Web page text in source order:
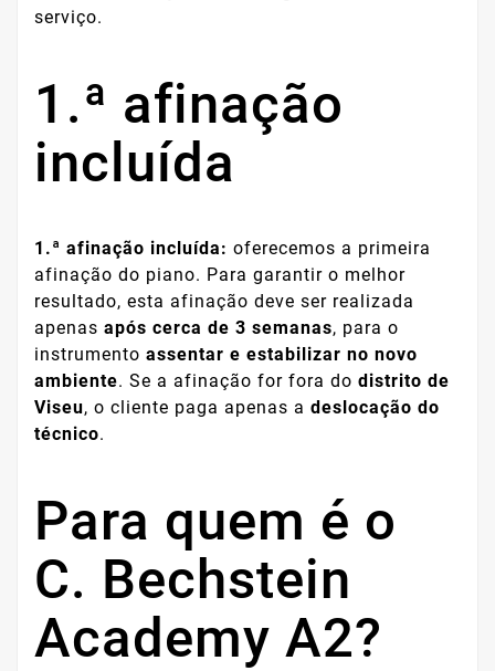
serviço.
1.ª afinação
incluída
1.ª afinação incluída: oferecemos a primeira
afinação do piano. Para garantir o melhor
resultado, esta afinação deve ser realizada
apenas após cerca de 3 semanas, para o
instrumento assentar e estabilizar no novo
ambiente. Se a afinação for fora do distrito de
Viseu, o cliente paga apenas a deslocação do
técnico.
Para quem é o
C. Bechstein
Academy A2?